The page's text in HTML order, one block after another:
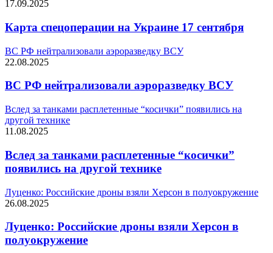
17.09.2025
Карта спецоперации на Украине 17 сентября
ВС РФ нейтрализовали аэроразведку ВСУ
22.08.2025
ВС РФ нейтрализовали аэроразведку ВСУ
Вслед за танками расплетенные “косички” появились на
другой технике
11.08.2025
Вслед за танками расплетенные “косички”
появились на другой технике
Луценко: Российские дроны взяли Херсон в полуокружение
26.08.2025
Луценко: Российские дроны взяли Херсон в
полуокружение